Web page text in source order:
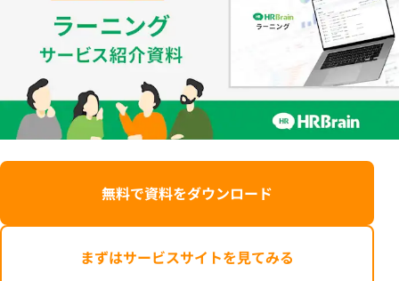
無料で資料をダウンロード
まずはサービスサイトを見てみる